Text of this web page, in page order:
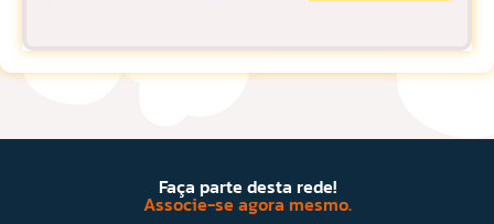
Faça parte desta rede!
Associe-se agora mesmo.